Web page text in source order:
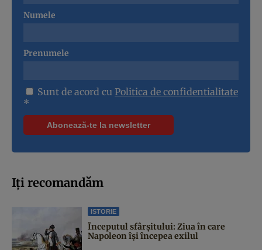
Numele
Prenumele
Sunt de acord cu Politica de confidentialitate
*
Iți recomandăm
ISTORIE
Începutul sfârşitului: Ziua în care
Napoleon îşi începea exilul